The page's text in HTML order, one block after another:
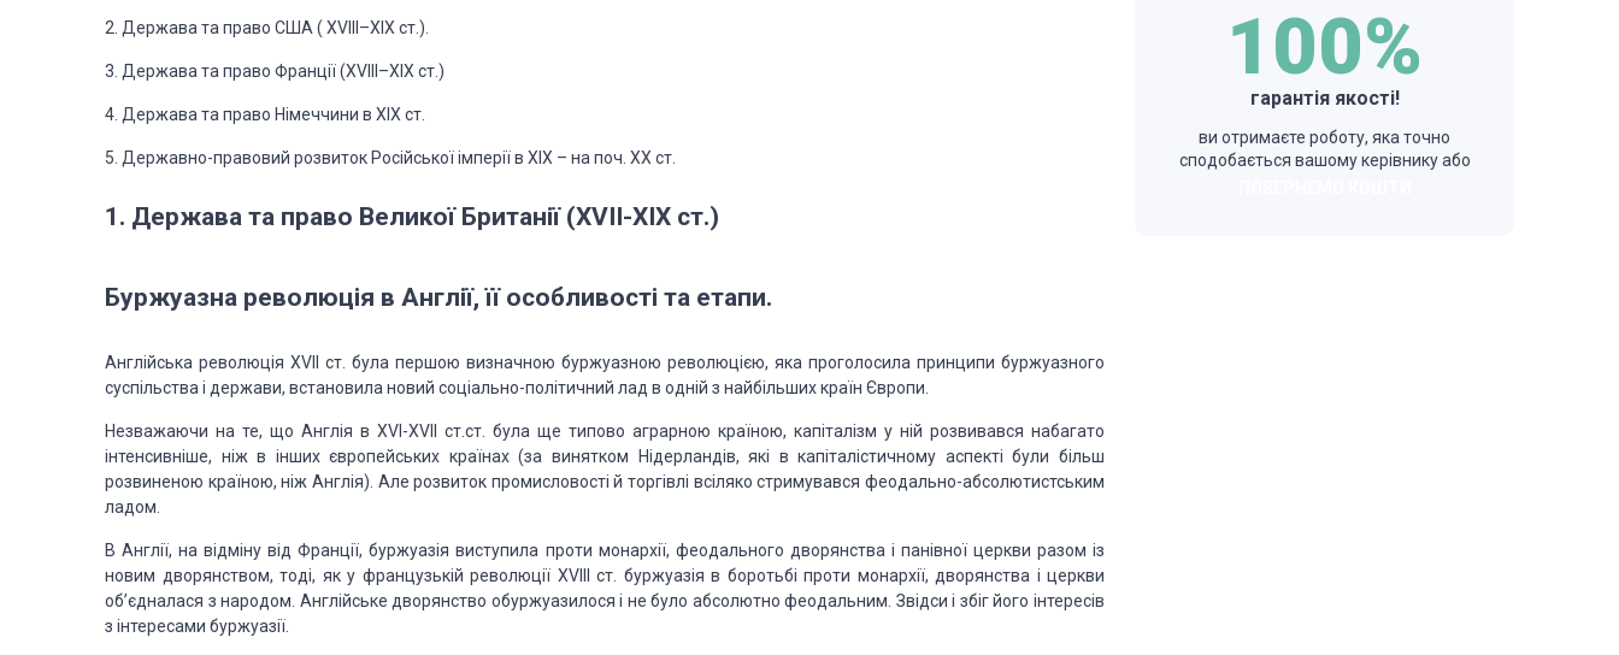
2. Держава та право США ( XVIII–XIX ст.).
3. Держава та право Франції (XVIII–XIX ст.)
4. Держава та право Німеччини в XIX ст.
5. Державно-правовий розвиток Російської імперії в ХІХ – на поч. ХХ ст.
1. Держава та право Великої Британії (XVII-XIX ст.)
Буржуазна революція в Англії, її особливості та етапи.
Англійська революція XVII ст. була першою визначною бур­жуазною революцією, яка проголосила принципи буржуазного
суспільства і держави, встановила новий соціально-політичний лад в одній з найбільших країн Європи.
Незважаючи на те, що Англія в ХVІ-ХVІІ ст.ст. була ще типово аграрною країною, капіталізм у ній розвивався набагато
інтенсив­ніше, ніж в інших європейських країнах (за винятком Нідерлан­дів, які в капіталістичному аспекті були більш
розвиненою краї­ною, ніж Англія). Але розвиток промисловості й торгівлі всіляко стримувався феодально-абсолютистським
ладом.
В Англії, на відміну від Франції, буржуазія виступила проти монархії, феодального дворянства і панівної церкви разом із
новим дворянством, тоді, як у французькій революції XVIII ст. буржуазія в боротьбі проти монархії, дворянства і церкви
об’єдналася з народом. Англійське дворянство обуржуазилося і не бу­ло абсолютно феодальним. Звідси і збіг його інтересів
з інтереса­ми буржуазії.
100%
гарантія якості!
ви отримаєте роботу, яка точно
сподобається вашому керівнику або